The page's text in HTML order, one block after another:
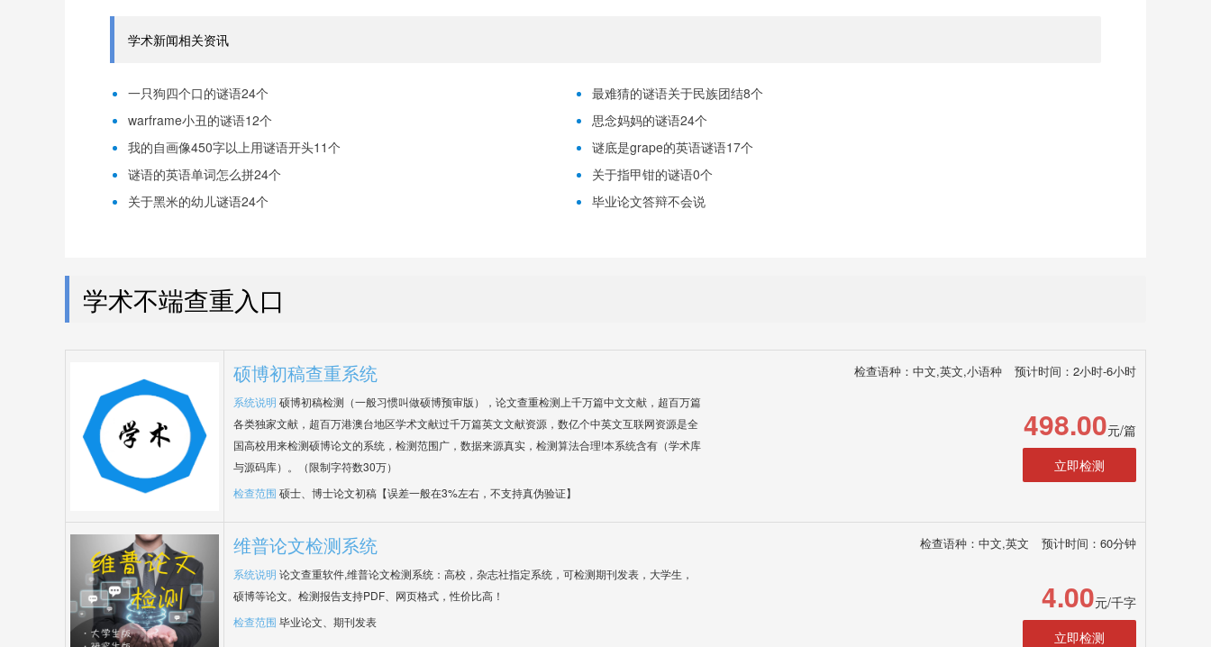
学术新闻相关资讯
一只狗四个口的谜语24个
最难猜的谜语关于民族团结8个
warframe小丑的谜语12个
思念妈妈的谜语24个
我的自画像450字以上用谜语开头11个
谜底是grape的英语谜语17个
谜语的英语单词怎么拼24个
关于指甲钳的谜语0个
关于黑米的幼儿谜语24个
毕业论文答辩不会说
学术不端查重入口
硕博初稿查重系统 检查语种：中文,英文,小语种 预计时间：2小时-6小时
系统说明 硕博初稿检测（一般习惯叫做硕博预审版），论文查重检测上千万篇中文文献，超百万篇
各类独家文献，超百万港澳台地区学术文献过千万篇英文文献资源，数亿个中英文互联网资源是全
国高校用来检测硕博论文的系统，检测范围广，数据来源真实，检测算法合理!本系统含有（学术库
与源码库）。（限制字符数30万）
检查范围 硕士、博士论文初稿【误差一般在3%左右，不支持真伪验证】
498.00元/篇
立即检测
维普论文检测系统 检查语种：中文,英文 预计时间：60分钟
系统说明 论文查重软件,维普论文检测系统：高校，杂志社指定系统，可检测期刊发表，大学生，
硕博等论文。检测报告支持PDF、网页格式，性价比高！
检查范围 毕业论文、期刊发表
4.00元/千字
立即检测